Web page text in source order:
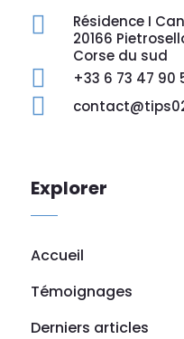

Résidence I
20166
Corse du sud
 +33 6 73 47 90

Explorer
Accueil
Témoignages
Derniers articles